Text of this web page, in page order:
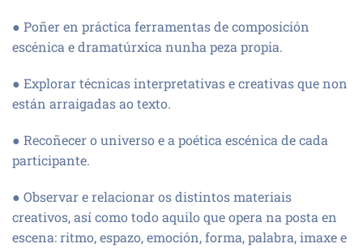
● Poñer en práctica ferramentas de composición
escénica e dramatúrxica nunha peza propia.
● Explorar técnicas interpretativas e creativas que non
están arraigadas ao texto.
● Recoñecer o universo e a poética escénica de cada
participante.
● Observar e relacionar os distintos materiais
creativos, así como todo aquilo que opera na posta en
escena: ritmo, espazo, emoción, forma, palabra, imaxe e